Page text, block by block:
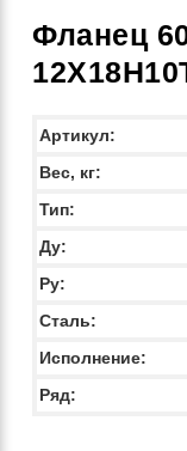
Фланец
Артикул:
Вес, кг:
Тип:
Ду:
Ру:
Сталь:
Исполнение:
Ряд: